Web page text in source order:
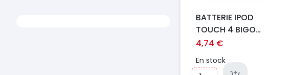
BATTERIE IPOD
TOUCH 4 BIGO
PREMIUM
4,74 €
En stock